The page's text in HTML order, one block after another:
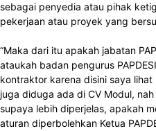
sebagai penyedia atau pihak
pekerjaan atau proyek yang
“Maka dari itu apakah jabatan
ataukah badan pengurus
kontraktor karena disini saya lihat
juga diduga ada di CV Modul,
supaya lebih diperjelas, apakah
aturan diperbolehkan Ketua